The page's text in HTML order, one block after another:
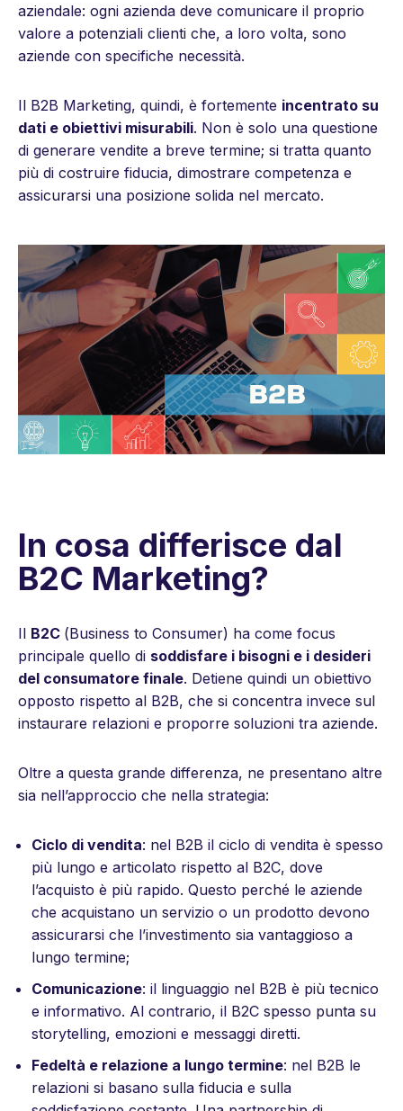
aziendale: ogni azienda deve comunicare il proprio
valore a potenziali clienti che, a loro volta, sono
aziende con specifiche necessità.
Il B2B Marketing, quindi, è fortemente incentrato su
dati e obiettivi misurabili. Non è solo una questione
di generare vendite a breve termine; si tratta quanto
più di costruire fiducia, dimostrare competenza e
assicurarsi una posizione solida nel mercato.
In cosa differisce dal
B2C Marketing?
Il B2C (Business to Consumer) ha come focus
principale quello di soddisfare i bisogni e i desideri
del consumatore finale. Detiene quindi un obiettivo
opposto rispetto al B2B, che si concentra invece sul
instaurare relazioni e proporre soluzioni tra aziende.
Oltre a questa grande differenza, ne presentano altre
sia nell’approccio che nella strategia:
Ciclo di vendita: nel B2B il ciclo di vendita è spesso
più lungo e articolato rispetto al B2C, dove
l’acquisto è più rapido. Questo perché le aziende
che acquistano un servizio o un prodotto devono
assicurarsi che l’investimento sia vantaggioso a
lungo termine;
Comunicazione: il linguaggio nel B2B è più tecnico
e informativo. Al contrario, il B2C spesso punta su
storytelling, emozioni e messaggi diretti.
Fedeltà e relazione a lungo termine: nel B2B le
relazioni si basano sulla fiducia e sulla